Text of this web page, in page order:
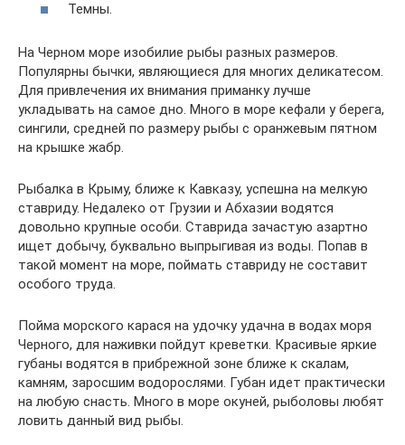
Темны.
На Черном море изобилие рыбы разных размеров.
Популярны бычки, являющиеся для многих деликатесом.
Для привлечения их внимания приманку лучше
укладывать на самое дно. Много в море кефали у берега,
сингили, средней по размеру рыбы с оранжевым пятном
на крышке жабр.
Рыбалка в Крыму, ближе к Кавказу, успешна на мелкую
ставриду. Недалеко от Грузии и Абхазии водятся
довольно крупные особи. Ставрида зачастую азартно
ищет добычу, буквально выпрыгивая из воды. Попав в
такой момент на море, поймать ставриду не составит
особого труда.
Пойма морского карася на удочку удачна в водах моря
Черного, для наживки пойдут креветки. Красивые яркие
губаны водятся в прибрежной зоне ближе к скалам,
камням, заросшим водорослями. Губан идет практически
на любую снасть. Много в море окуней, рыболовы любят
ловить данный вид рыбы.